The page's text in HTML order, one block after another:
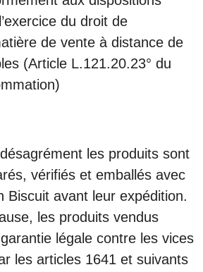
du droit de
de vente à distance de
(Article L.121.20.23° du
les produits sont
vérifiés et emballés avec
Biscuit avant leur expédition.
les produits vendus
légale contre les vices
les articles 1641 et suivants